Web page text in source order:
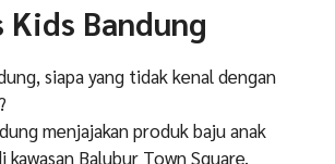
Bandung
siapa yang tidak kenal dengan
menjajakan produk baju anak
Balubur Town Square.